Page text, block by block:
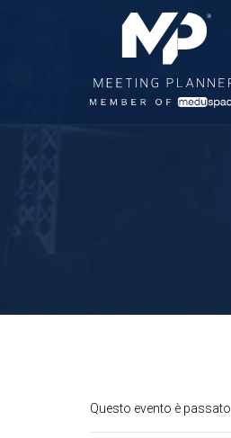
Questo evento è passato.